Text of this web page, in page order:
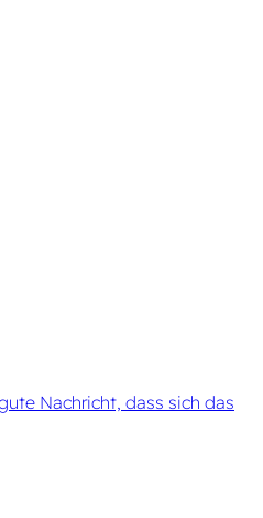
Nachricht, dass sich das